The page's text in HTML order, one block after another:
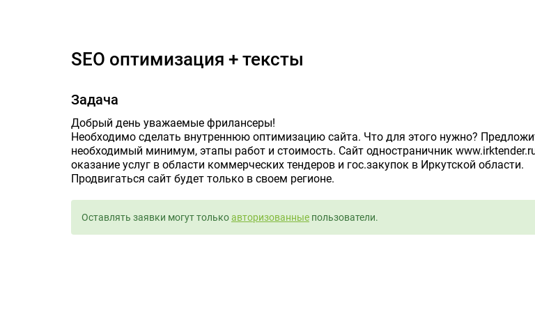
SEO оптимизация + тексты
Задача
Добрый день уважаемые фрилансеры!
Необходимо сделать внутреннюю оптимизацию сайта. Что для этого нужно?
необходимый минимум, этапы работ и стоимость. Сайт одностраничник
оказание услуг в области коммерческих тендеров и гос.закупок в Иркутской области.
Продвигаться сайт будет только в своем регионе.
Оставлять заявки могут толькоавторизованные пользователи.